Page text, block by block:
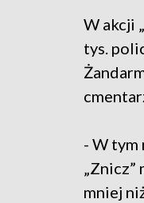
W akcji
tys.
- W tym
„Znicz”
mniej